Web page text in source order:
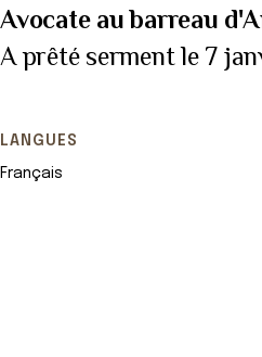
Avocate au barreau
A prêté serment le 7
LANGUES
Français